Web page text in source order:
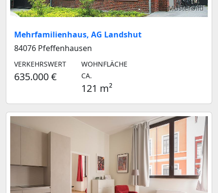
Musterbild
Mehrfamilienhaus, AG Landshut
84076 Pfeffenhausen
VERKEHRSWERT
635.000 €
WOHNFLÄCHE
CA.
121 m²